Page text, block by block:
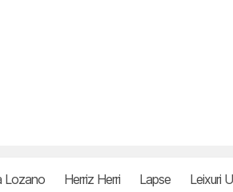
Lozano Herriz Herri Lapse Leixuri